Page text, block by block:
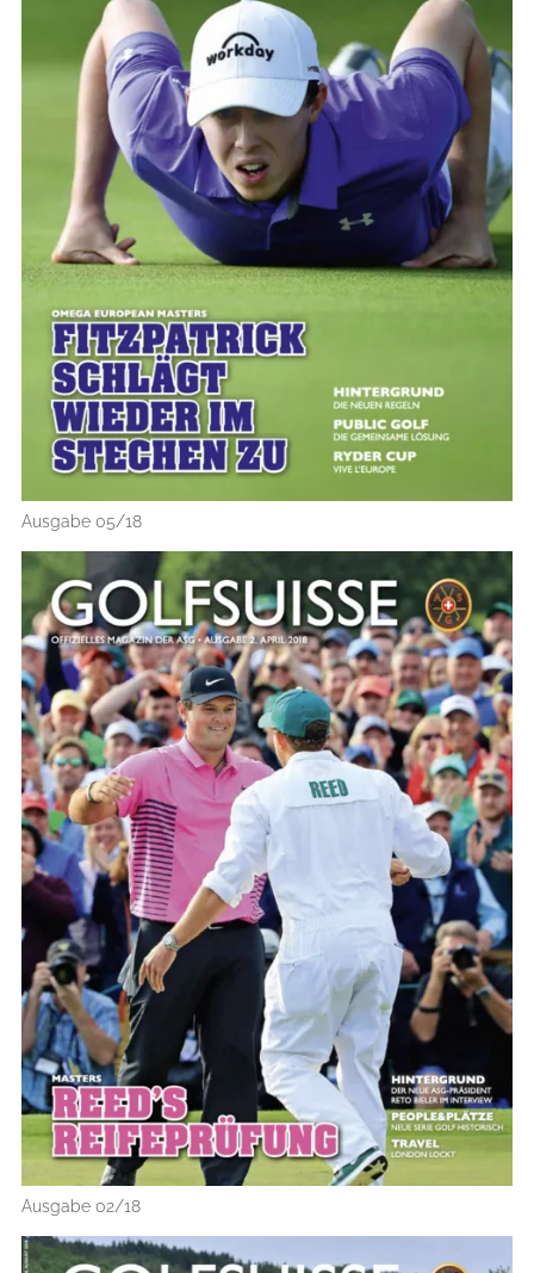
Ausgabe 05/18
Ausgabe 02/18